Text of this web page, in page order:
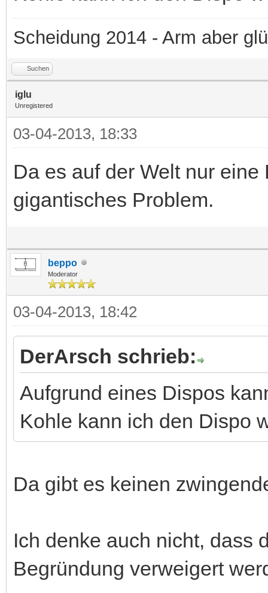
Scheidung 2014 - Arm aber
Suchen
iglu
Unregistered
03-04-2013, 18:33
Da es auf der Welt nur
gigantisches Problem.
beppo
Moderator
03-04-2013, 18:42
DerArsch schrieb:
Aufgrund eines Dispos
Kohle kann ich den Dispo
Da gibt es keinen
Ich denke auch nicht, dass
Begründung verweigert